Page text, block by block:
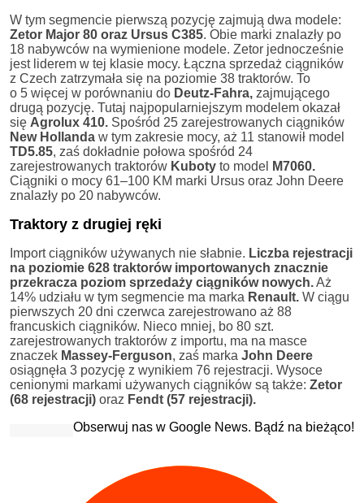
W tym segmencie pierwszą pozycję zajmują dwa modele:
Zetor Major 80 oraz Ursus C385. Obie marki znalazły po
18 nabywców na wymienione modele. Zetor jednocześnie
jest liderem w tej klasie mocy. Łączna sprzedaż ciągników
z Czech zatrzymała się na poziomie 38 traktorów. To
o 5 więcej w porównaniu do Deutz-Fahra, zajmującego
drugą pozycję. Tutaj najpopularniejszym modelem okazał
się Agrolux 410. Spośród 25 zarejestrowanych ciągników
New Hollanda w tym zakresie mocy, aż 11 stanowił model
TD5.85, zaś dokładnie połowa spośród 24
zarejestrowanych traktorów Kuboty to model
M7060.
Ciągniki o mocy 61–100 KM marki Ursus oraz John Deere
znalazły po 20 nabywców.
Traktory z drugiej ręki
Import ciągników używanych nie słabnie. Liczba rejestracji
na poziomie 628 traktorów importowanych znacznie
przekracza poziom sprzedaży ciągników nowych.Aż
14% udziału w tym segmencie ma marka Renault. W ciągu
pierwszych 20 dni czerwca zarejestrowano aż 88
francuskich ciągników. Nieco mniej, bo 80 szt.
zarejestrowanych traktorów z importu, ma na masce
znaczek Massey-Ferguson, zaś marka John Deere
osiągnęła 3 pozycję z wynikiem 76 rejestracji. Wysoce
cenionymi markami używanych ciągników są także: Zetor
(68 rejestracji) oraz Fendt (57 rejestracji).
Obserwuj nas w Google News. Bądź na bieżąco!